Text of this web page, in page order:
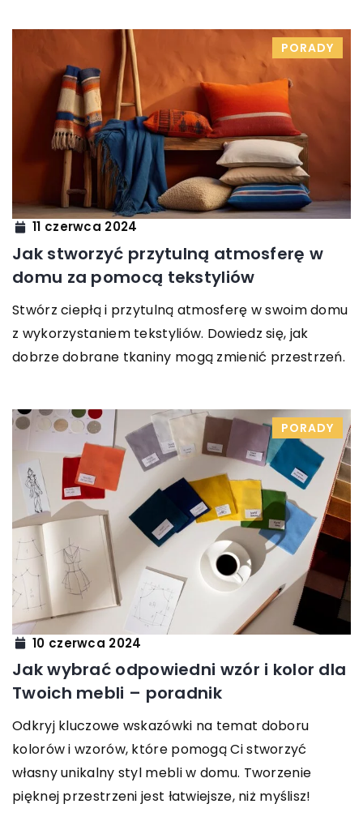
PORADY
11 czerwca 2024
Jak stworzyć przytulną atmosferę w
domu za pomocą tekstyliów
Stwórz ciepłą i przytulną atmosferę w swoim domu
z wykorzystaniem tekstyliów. Dowiedz się, jak
dobrze dobrane tkaniny mogą zmienić przestrzeń.
PORADY
10 czerwca 2024
Jak wybrać odpowiedni wzór i kolor dla
Twoich mebli – poradnik
Odkryj kluczowe wskazówki na temat doboru
kolorów i wzorów, które pomogą Ci stworzyć
własny unikalny styl mebli w domu. Tworzenie
pięknej przestrzeni jest łatwiejsze, niż myślisz!